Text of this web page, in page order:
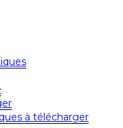
à télécharger